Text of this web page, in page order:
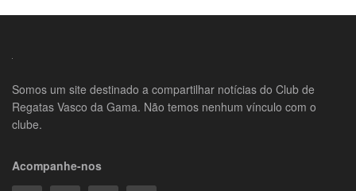
Somos um site destinado a compartilhar notícias do Club de
Regatas Vasco da Gama. Não temos nenhum vínculo com o
clube.
Acompanhe-nos